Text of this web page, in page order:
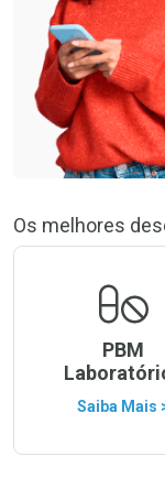
Os melhores
PBM
Saiba Mais